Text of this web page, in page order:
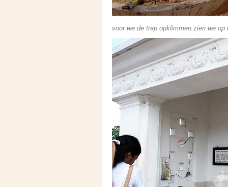
voor we de trap opklimmen zien we